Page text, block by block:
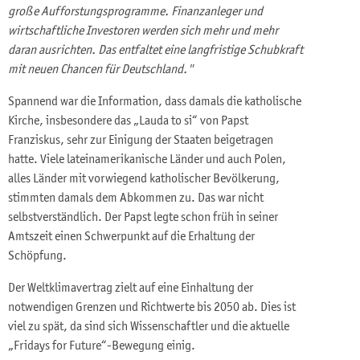
große Aufforstungsprogramme. Finanzanleger und
wirtschaftliche Investoren werden sich mehr und mehr
daran ausrichten. Das entfaltet eine langfristige Schubkraft
mit neuen Chancen für Deutschland."
Spannend war die Information, dass damals die katholische
Kirche, insbesondere das „Lauda to si“ von Papst
Franziskus, sehr zur Einigung der Staaten beigetragen
hatte. Viele lateinamerikanische Länder und auch Polen,
alles Länder mit vorwiegend katholischer Bevölkerung,
stimmten damals dem Abkommen zu. Das war nicht
selbstverständlich. Der Papst legte schon früh in seiner
Amtszeit einen Schwerpunkt auf die Erhaltung der
Schöpfung.
Der Weltklimavertrag zielt auf eine Einhaltung der
notwendigen Grenzen und Richtwerte bis 2050 ab. Dies ist
viel zu spät, da sind sich Wissenschaftler und die aktuelle
„Fridays for Future“-Bewegung einig.